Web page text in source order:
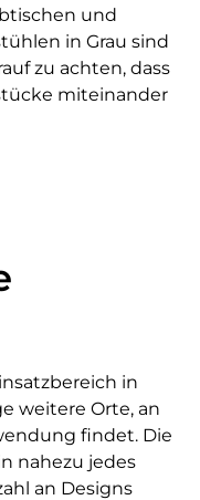
und
in Grau sind
zu achten, dass
miteinander
in
weitere Orte, an
findet. Die
nahezu jedes
an Designs